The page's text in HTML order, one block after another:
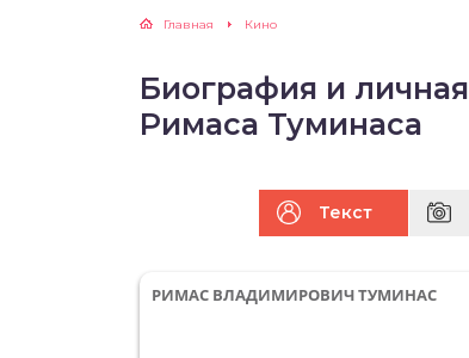
Главная Кино
Биография и
Римаса Туминаса
Текст
РИМАС ВЛАДИМИРОВИЧ ТУМИНАС